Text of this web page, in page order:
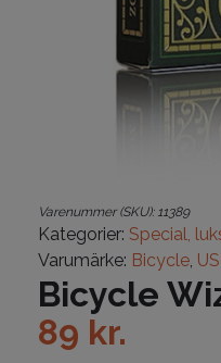
Varenummer (SKU): 11389
Kategorier: Special,
Varumärke: Bicycle,
Bicycle
89 kr.